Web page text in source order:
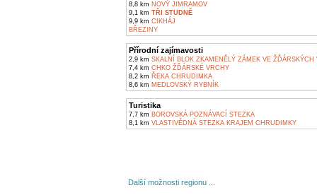
8,8 km NOVÝ JIMRAMOV
9,1 km TŘI STUDNĚ
9,9 km CIKHÁJ
BŘEZINY
Přírodní zajímavosti
2,9 km SKALNÍ BLOK ZKAMENĚLÝ ZÁMEK VE ŽĎÁRSKÝCH
7,4 km CHKO ŽĎÁRSKÉ VRCHY
8,2 km ŘEKA CHRUDIMKA
8,6 km MEDLOVSKÝ RYBNÍK
Turistika
7,7 km BOROVSKÁ POZNÁVACÍ STEZKA
8,1 km VLASTIVĚDNÁ STEZKA KRAJEM CHRUDIMKY
Další možnosti regionu ...